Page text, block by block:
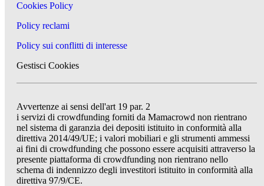
Cookies Policy
Policy reclami
Policy sui conflitti di interesse
Gestisci Cookies
Avvertenze ai sensi dell'art 19 par. 2
i servizi di crowdfunding forniti da Mamacrowd non rientrano
nel sistema di garanzia dei depositi istituito in conformità alla
direttiva 2014/49/UE; i valori mobiliari e gli strumenti ammessi
ai fini di crowdfunding che possono essere acquisiti attraverso la
presente piattaforma di crowdfunding non rientrano nello
schema di indennizzo degli investitori istituito in conformità alla
direttiva 97/9/CE.